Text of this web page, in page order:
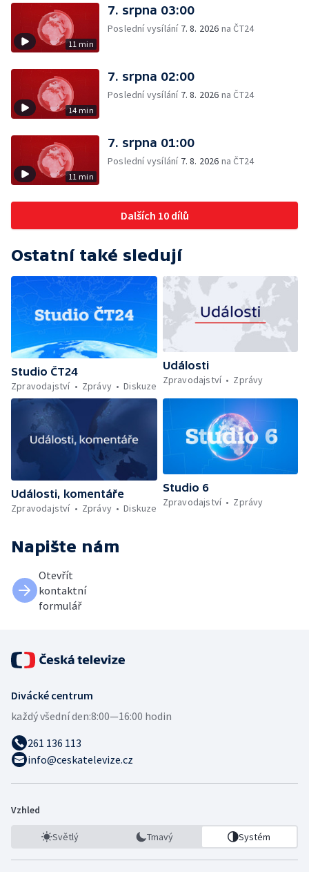
11 min
7. srpna 03:00
Poslední vysílání 7. 8. 2026 na ČT24
14 min
7. srpna 02:00
Poslední vysílání 7. 8. 2026 na ČT24
11 min
7. srpna 01:00
Poslední vysílání 7. 8. 2026 na ČT24
Dalších 10 dílů
Ostatní také sledují
Studio ČT24
Zpravodajství
Zprávy Diskuze
Události
Zpravodajství
Zprávy
Události, komentáře
Zpravodajství
Zprávy Diskuze
Studio 6
Zpravodajství
Zprávy
Napište nám
Otevřít
kontaktní
formulář
Divácké centrum
každý všední den:8:00—16:00 hodin
261 136 113
info@ceskatelevize.cz
Vzhled
Světlý Tmavý Systém